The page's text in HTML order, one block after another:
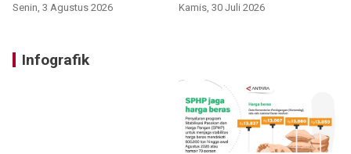
Senin, 3 Agustus 2026 Kamis, 30 Juli 2026
Infografik